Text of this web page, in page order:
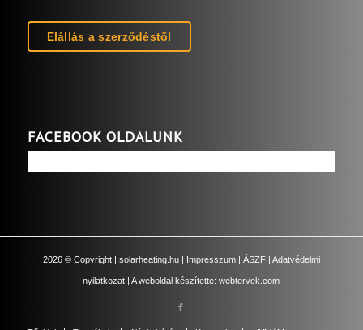
Elállás a szerződéstől
FACEBOOK OLDALUNK
2026© Copyright | solarheating.hu| Impresszum| ÁSZF| Adatvédelmi
nyilatkozat | A weboldal készítette:webtervek.com